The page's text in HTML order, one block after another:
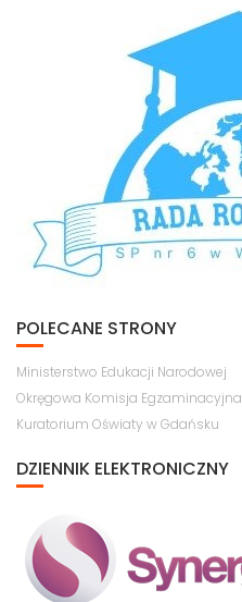
POLECANE STRONY
Ministerstwo Edukacji Narodowej
Okręgowa Komisja Egzaminacyjna
Kuratorium Oświaty w Gdańsku
DZIENNIK ELEKTRONICZNY